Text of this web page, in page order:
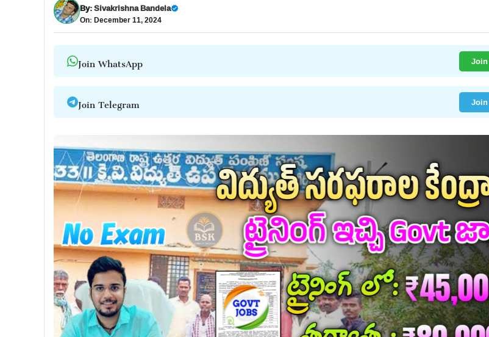
By:Sivakrishna Bandela
On: December 11, 2024
Join WhatsApp
Join Telegram